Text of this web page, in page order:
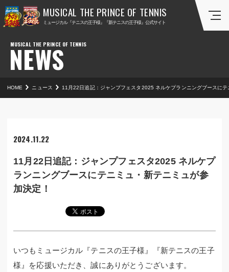
ミュージカル『テニスの王子様』『新テニスの王子様』公式サイト
ミ
ュ
ミ
ュ
ジ
ル
の
子
様
』
NEWS
HOME ニュース 11月22日追記：ジャンプフェスタ2025 ネルケプランニングブースに
2024.11.22
11月22日追記：ジャンプフェスタ2025 ネルケプ
ランニングブースにテニミュ・新テニミュが参
加決定！
いつもミュージカル『テニスの王子様』『新テニスの王子
様』を応援いただき、誠にありがとうございます。